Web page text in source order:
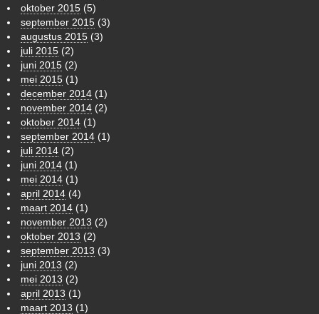
oktober 2015 (5)
september 2015 (3)
augustus 2015 (3)
juli 2015 (2)
juni 2015 (2)
mei 2015 (1)
december 2014 (1)
november 2014 (2)
oktober 2014 (1)
september 2014 (1)
juli 2014 (2)
juni 2014 (1)
mei 2014 (1)
april 2014 (4)
maart 2014 (1)
november 2013 (2)
oktober 2013 (2)
september 2013 (3)
juni 2013 (2)
mei 2013 (2)
april 2013 (1)
maart 2013 (1)